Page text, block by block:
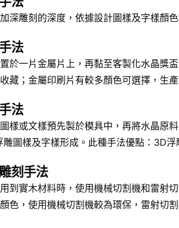
深雕刻的深度，依據設計圖樣及字樣顏
法
於一片金屬片上，再黏至客製化水晶獎
藏；金屬印刷片有較多顏色可選擇，生
法
樣或文樣預先製於模具中，再將水晶原
圖樣及字樣形成。此種手法優點：3D
刻手法
到實木材料時，使用機械切割機和雷射
色，使用機械切割機較為環保，雷射切